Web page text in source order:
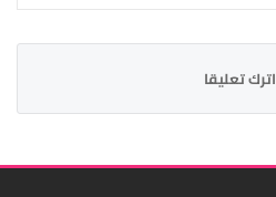
اترك تعليقا